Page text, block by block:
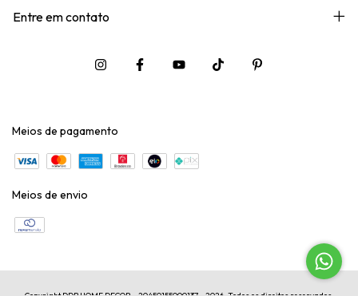
Entre em contato
Meios de pagamento
Meios de envio